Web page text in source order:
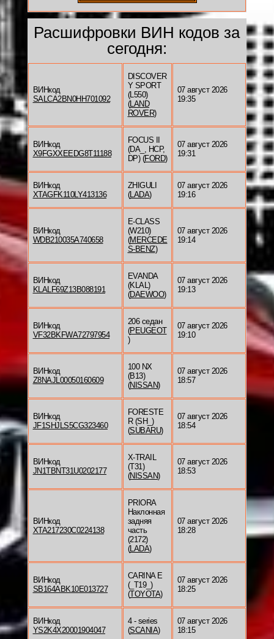
Расшифровки ВИН кодов за
сегодня:
ВИНкод
SALCA2BN0HH701092
DISCOVER
Y SPORT
(L550)
(LAND
ROVER)
07 август 2026
19:35
ВИНкод
X9FGXXEEDG8T11188
FOCUS II
(DA_, HCP,
DP) (FORD)
07 август 2026
19:31
ВИНкод
XTAGFK110LY413136
ZHIGULI
(LADA)
07 август 2026
19:16
ВИНкод
WDB210035A740658
E-CLASS
(W210)
(MERCEDE
S-BENZ)
07 август 2026
19:14
ВИНкод
KLALF69Z13B088191
EVANDA
(KLAL)
(DAEWOO)
07 август 2026
19:13
ВИНкод
VF32BKFWA72797954
206 седан
(PEUGEOT
)
07 август 2026
19:10
ВИНкод
Z8NAJL00050160609
100 NX
(B13)
(NISSAN)
07 август 2026
18:57
ВИНкод
JF1SHJLS5CG323460
FORESTE
R (SH_)
(SUBARU)
07 август 2026
18:54
ВИНкод
JN1TBNT31U0202177
X-TRAIL
(T31)
(NISSAN)
07 август 2026
18:53
ВИНкод
XTA217230C0224138
PRIORA
Наклонная
задняя
часть
(2172)
(LADA)
07 август 2026
18:28
ВИНкод
SB164ABK10E013727
CARINA E
(_T19_)
(TOYOTA)
07 август 2026
18:25
ВИНкод
YS2K4X20001904047
4 - series
(SCANIA)
07 август 2026
18:15